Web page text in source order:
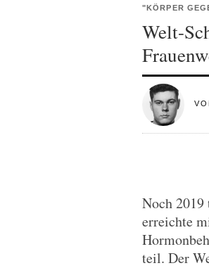
"KÖRPER
Welt-
Noch 2019
erreichte
teil. Der